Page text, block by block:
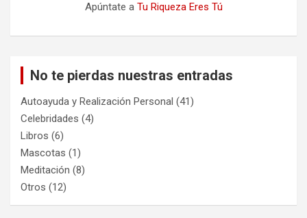
Apúntate a Tu Riqueza Eres Tú
No te pierdas nuestras entradas
Autoayuda y Realización Personal (41)
Celebridades (4)
Libros (6)
Mascotas (1)
Meditación (8)
Otros (12)